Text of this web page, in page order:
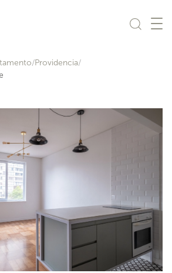
Providencia